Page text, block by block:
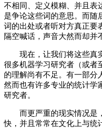
不相同、定义模糊、并且表
是争论这些词的意思。而随
词的出处或者听对方真正要
隔空喊话，声音大然而却并
现在，让我们将这些真
很多机器学习研究者（或者
的理解尚有不足。有一部分
然而也有许多专业的统计学
研究者。
而更严重的现实情况是，
快，并且常常在文化上与统